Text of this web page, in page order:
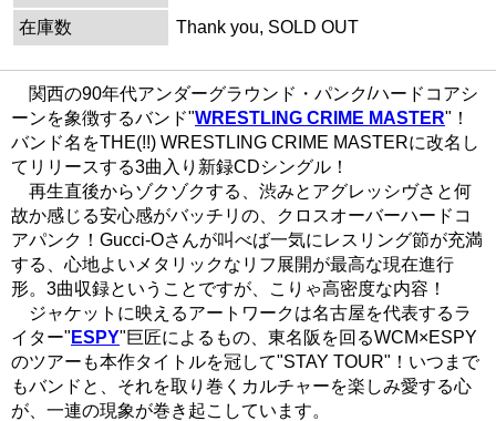
在庫数
Thank you, SOLD OUT
関西の90年代アンダーグラウンド・パンク/ハードコアシ
ーンを象徴するバンド"WRESTLING CRIME MASTER"！
バンド名をTHE(!!) WRESTLING CRIME MASTERに改名し
てリリースする3曲入り新録CDシングル！
再生直後からゾクゾクする、渋みとアグレッシヴさと何
故か感じる安心感がバッチリの、クロスオーバーハードコ
アパンク！Gucci-Oさんが叫べば一気にレスリング節が充満
する、心地よいメタリックなリフ展開が最高な現在進行
形。3曲収録ということですが、こりゃ高密度な内容！
ジャケットに映えるアートワークは名古屋を代表するラ
イター" ESPY"巨匠によるもの、東名阪を回るWCM×ESPY
のツアーも本作タイトルを冠して"STAY TOUR"！いつまで
もバンドと、それを取り巻くカルチャーを楽しみ愛する心
が、一連の現象が巻き起こしています。